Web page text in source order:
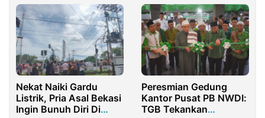
Nekat Naiki Gardu
Listrik, Pria Asal Bekasi
Ingin Bunuh Diri Di
Peresmian Gedung
Kantor Pusat PB NWDI:
TGB Tekankan